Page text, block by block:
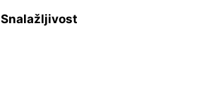
Snalažljivost